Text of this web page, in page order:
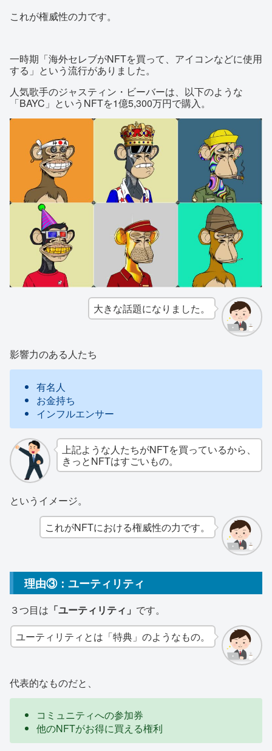
これが権威性の力です。
一時期「海外セレブがNFTを買って、アイコンなどに使用
する」という流行がありました。
人気歌手のジャスティン・ビーバーは、以下のような
「BAYC」というNFTを1億5,300万円で購入。
大きな話題になりました。
影響力のある人たち
有名人
お金持ち
インフルエンサー
上記ような人たちがNFTを買っているから、
きっとNFTはすごいもの。
というイメージ。
これがNFTにおける権威性の力です。
理由③：ユーティリティ
３つ目は 「ユーティリティ」 です。
ユーティリティとは「特典」のようなもの。
代表的なものだと、
コミュニティへの参加券
他のNFTがお得に買える権利